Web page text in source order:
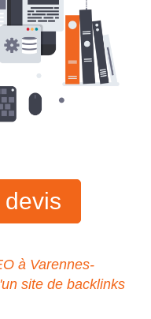
à Varennes-
site de backlinks